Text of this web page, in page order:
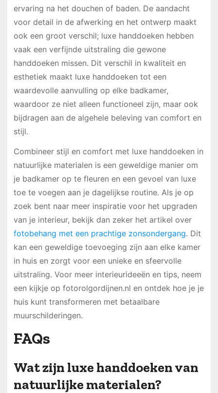
ervaring na het douchen of baden. De aandacht
voor detail in de afwerking en het ontwerp maakt
ook een groot verschil; luxe handdoeken hebben
vaak een verfijnde uitstraling die gewone
handdoeken missen. Dit verschil in kwaliteit en
esthetiek maakt luxe handdoeken tot een
waardevolle aanvulling op elke badkamer,
waardoor ze niet alleen functioneel zijn, maar ook
bijdragen aan de algehele beleving van comfort en
stijl.
Combineer stijl en comfort met luxe handdoeken in
natuurlijke materialen is een geweldige manier om
je badkamer op te fleuren en een gevoel van luxe
toe te voegen aan je dagelijkse routine. Als je op
zoek bent naar meer inspiratie voor het upgraden
van je interieur, bekijk dan zeker het artikel over
fotobehang met een prachtige zonsondergang. Dit
kan een geweldige toevoeging zijn aan elke kamer
in huis en zorgt voor een unieke en sfeervolle
uitstraling. Voor meer interieurideeën en tips, neem
een kijkje op fotorolgordijnen.nl en ontdek hoe je je
huis kunt transformeren met betaalbare
muurschilderingen.
FAQs
Wat zijn luxe handdoeken van
natuurlijke materialen?